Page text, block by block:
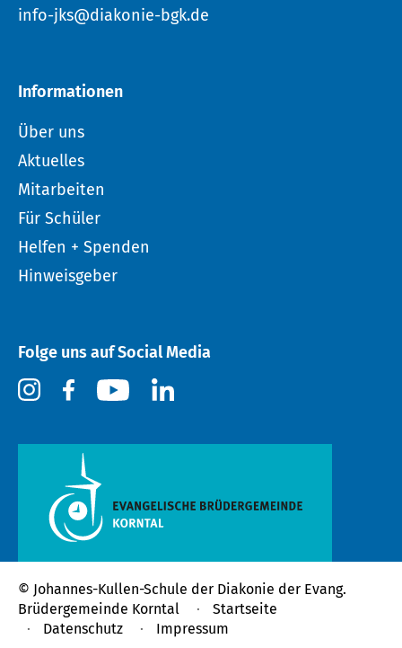
info-jks@diakonie-bgk.de
Informationen
Über uns
Aktuelles
Mitarbeiten
Für Schüler
Helfen + Spenden
Hinweisgeber
Folge uns auf Social Media
© Johannes-Kullen-Schule der Diakonie der Evang.
Brüdergemeinde Korntal
Startseite
Datenschutz
Impressum